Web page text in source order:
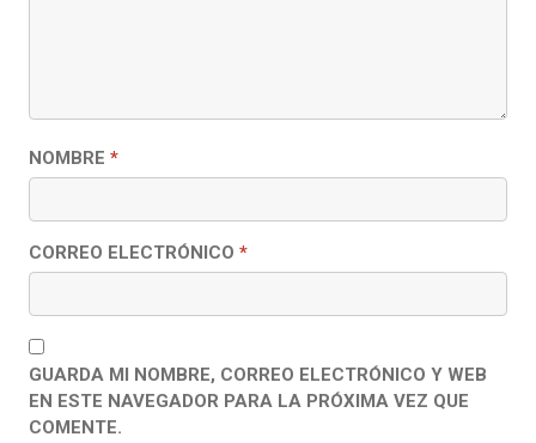
NOMBRE *
CORREO ELECTRÓNICO *
GUARDA MI NOMBRE, CORREO ELECTRÓNICO Y WEB
EN ESTE NAVEGADOR PARA LA PRÓXIMA VEZ QUE
COMENTE.